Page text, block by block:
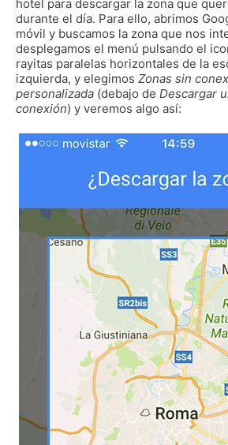
hotel para descargar la zona que
durante el día. Para ello, abrimos
móvil y buscamos la zona que nos
desplegamos el menú pulsando el
rayitas paralelas horizontales de la
izquierda, y elegimos Zonas sin
personalizada (debajo de Descargar
conexión) y veremos algo así: